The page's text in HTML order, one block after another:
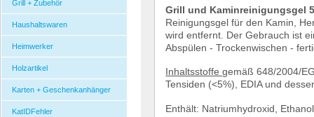
Grill + Zubehör
Haushaltswaren
Heimwerker
Holzartikel
Karten + Geschenkanhänger
KatIDFehler
Grill und Kaminreinigungsgel
Reinigungsgel für den Kamin,
wird entfernt. Der Gebrauch ist
Abspülen - Trockenwischen -
Inhaltsstoffegemäß 648/2004/
Tensiden (<5%), EDIA und
Enthält: Natriumhydroxid,